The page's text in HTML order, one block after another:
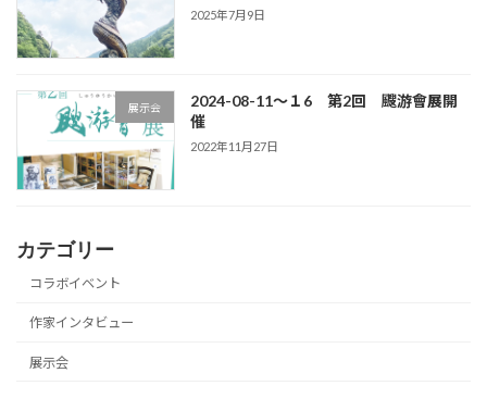
2025年7月9日
展示会
2024-08-11～１6 第2回 颼游會展開
催
2022年11月27日
カテゴリー
コラボイベント
作家インタビュー
展示会